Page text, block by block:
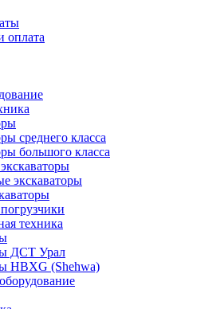
оплата
среднего класса
большого класса
экскаваторы
техника
ДСТ Урал
HBXG (Shehwa)